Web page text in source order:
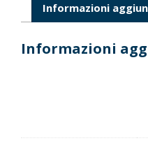
Informazioni
Informazioni